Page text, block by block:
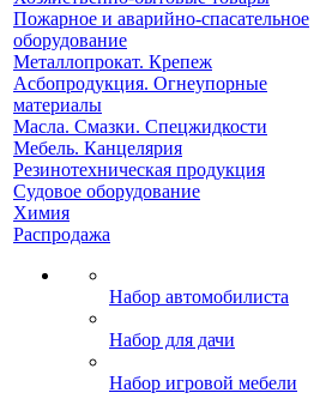
Пожарное и аварийно-спасательное
оборудование
Металлопрокат. Крепеж
Асбопродукция. Огнеупорные
материалы
Масла. Смазки. Спецжидкости
Мебель. Канцелярия
Резинотехническая продукция
Судовое оборудование
Химия
Распродажа
Набор автомобилиста
Набор для дачи
Набор игровой мебели